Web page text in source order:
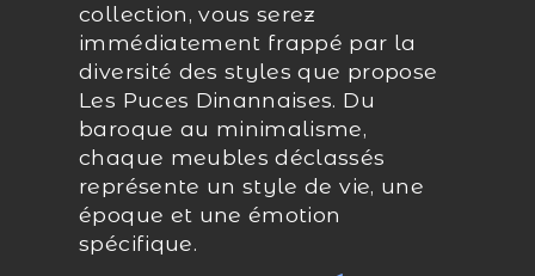
collection, vous serez
immédiatement frappé par la
diversité des styles que propose
Les Puces Dinannaises. Du
baroque au minimalisme,
chaque meubles déclassés
représente un style de vie, une
époque et une émotion
spécifique.